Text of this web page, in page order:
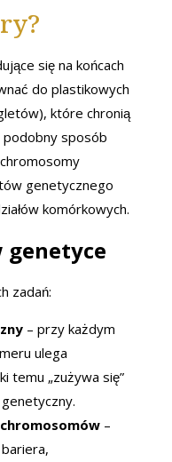
się na końcach
do plastikowych
które chronią
sposób
genetycznego
komórkowych.
genetyce
zadań:
– przy każdym
ulega
temu „zużywa się”
–